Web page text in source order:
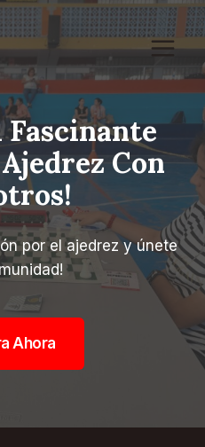
Fascinante
Con
por el ajedrez y únete
Ahora